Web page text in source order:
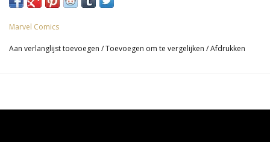
Marvel Comics
Aan verlanglijst toevoegen /Toevoegen om te vergelijken /Afdrukken